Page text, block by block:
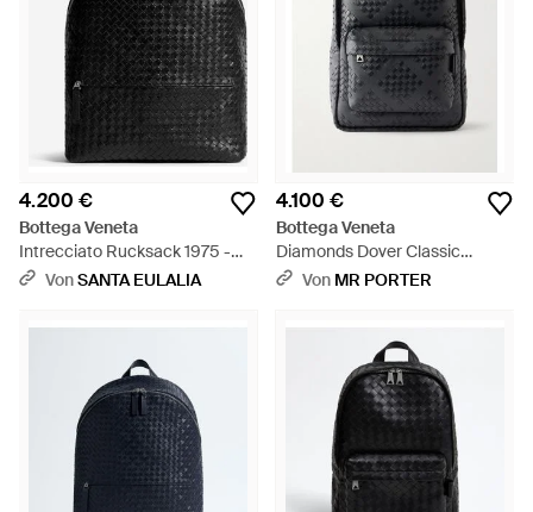
Diese zeitgenössischen Lederstücke geben jedem Look den
ultimativen Wow-Effekt.
4.200 €
Bottega Veneta
Intrecciato Rucksack 1975 -
Schwarz
VonSANTA EULALIA
4.100 €
Bottega Veneta
Diamonds Dover Classic
Intrecciato Leather Backpack -
Von MR PORTER